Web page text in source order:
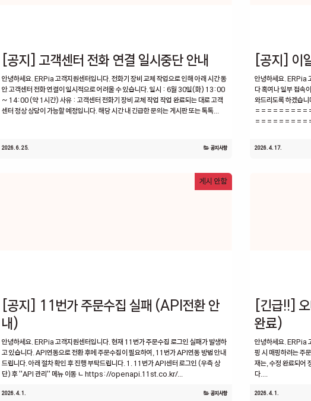
[공지] 고객센터 전화 연결 일시중단 안내
안녕하세요. ERPia 고객지원센터입니다. 전화기 장비 교체 작업으로 인해 아래 시간 동
안 고객센터 전화 연결이 일시적으로 어려울 수 있습니다. 일시 : 6월 30일(화) 13:00
~ 14:00 (약 1시간) 사유 : 고객센터 전화기 장비 교체 작업 작업 완료되는 대로 고객
센터 정상 상담이 가능할 예정입니다. 해당 시간 내 긴급한 문의는 게시판 또는 톡톡...
2026. 6. 25. 공지사항
[공지] 이
안녕하세요. ERPia
다 혹여나 일부 접속
와드리도록 하겠습
2026. 4. 17.
[공지] 11번가 주문수집 실패 (API전환 안
내)
안녕하세요. ERPia 고객지원센터입니다. 현재 11번가 주문수집 로그인 실패가 발생하
고 있습니다. API연동으로 전환 후에 주문수집이 필요하여, 11번가 API연동 방법 안내
드립니다. 아래 절차 확인 후 진행 부탁드립니다. 1. 11번가 API센터 로그인 (우측 상
단) 후 ''API 관리'' 메뉴 이동 ㄴ https://openapi.11st.co.kr/...
2026. 4. 1. 공지사항
게시 안함
[긴급!!]
완료)
안녕하세요. ERPia
핑 시 매핑하려는 주
재는, 수정 완료되어
다....
2026. 4. 1.